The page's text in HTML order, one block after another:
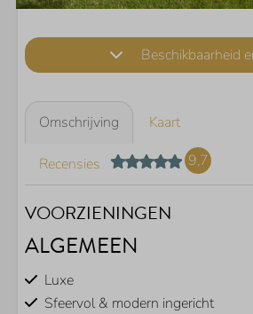
Beschikbaarheid
Omschrijving Kaart
Recensies 9,7
VOORZIENINGEN
ALGEMEEN
Luxe
Sfeervol & modern ingericht